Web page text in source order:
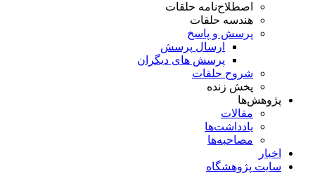
اصطلاح‌نامه حلقات
هندسه حلقات
پرسش و پاسخ
ارسال پرسش
پرسش های دیگران
شروح حلقات
پخش زنده
پژوهش‌ها
مقالات
یادداشت‌ها
مصاحبه‌ها
اخبار
سایت پژوهشگاه